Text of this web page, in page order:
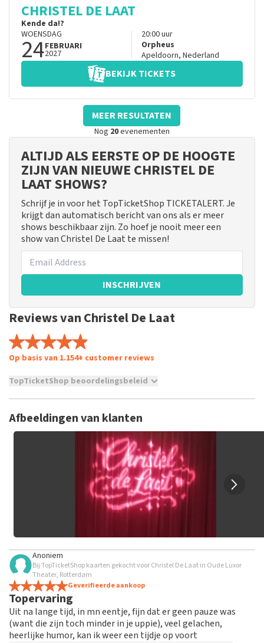
CHRISTEL DE LAAT
Kende da!?
WOENSDAG
24FEBRUARI
2027
20:00uur
Orpheus
Apeldoorn, Nederland
BEKIJK TICKETS
MEER RESULTATEN
Nog 20evenementen
ALTIJD ALS EERSTE OP DE HOOGTE
ZIJN VAN NIEUWE CHRISTEL DE
LAAT SHOWS?
Schrijf je in voor het TopTicketShop TICKETALERT. Je
krijgt dan automatisch bericht van ons als er meer
shows beschikbaar zijn. Zo hoef je nooit meer een
show van Christel De Laat te missen!
INSCHRIJVEN
Reviews van Christel De Laat
Op basis van 1.154+ customer reviews
TopTicketShop beoordelingsbeleid
niet mogelijk om een review achter te laten als je geen
tickets hebt aangeschaft bij TopTicketShop. Reviews met
grof taalgebruik en/of onwaarheden worden niet geplaatst.
Het kan enkele weken duren voordat een review wordt
Afbeeldingen van klanten
Anoniem
Bij TopTicketShop kaarten gekocht voor Christel De Laat in Oude Luxor
Theater, Rotterdam
Geverifieerde aankoop
Topervaring
Uit na lange tijd, in mn eentje, fijn dat er geen pauze was
(want die zijn toch minder in je uppie), veel gelachen,
heerlijke humor, kan ik weer een tijdje op voort